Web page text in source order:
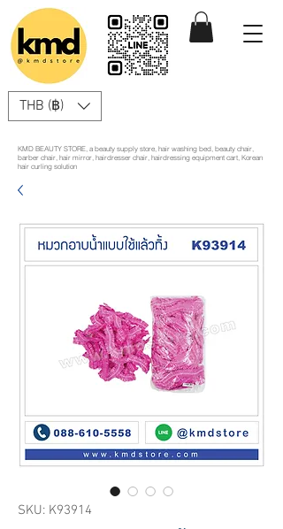
THB (฿)
KMD BEAUTY STORE, a beauty supply store, hair washing bed, beauty chair,
barber chair, hair mirror, hairdresser chair, hairdressing equipment cart, Korean
hair curling solution
SKU: K93914